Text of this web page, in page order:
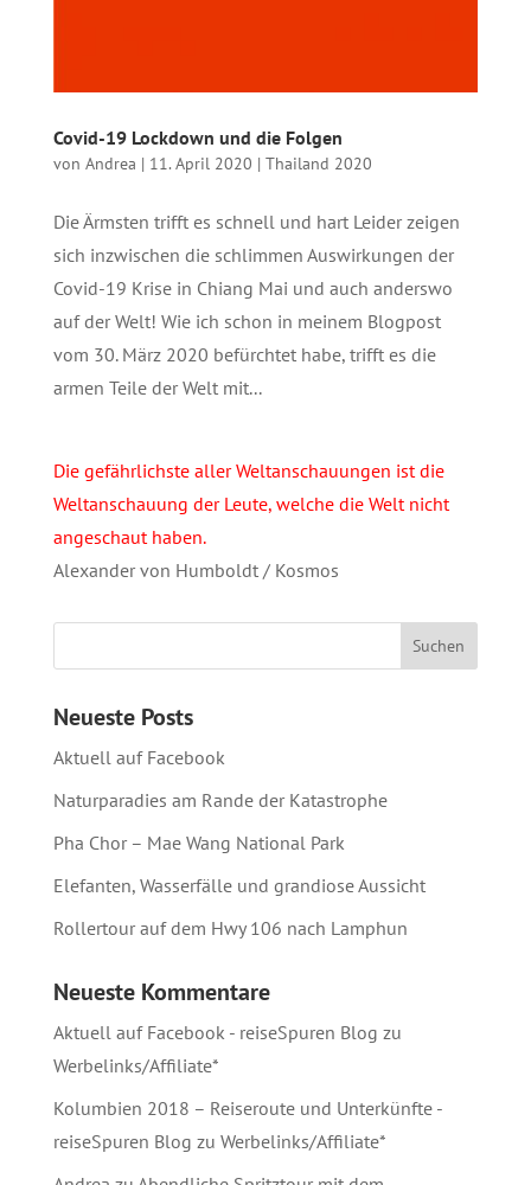
Covid-19 Lockdown und die Folgen
von Andrea | 11. April 2020 | Thailand 2020
Die Ärmsten trifft es schnell und hart Leider zeigen
sich inzwischen die schlimmen Auswirkungen der
Covid-19 Krise in Chiang Mai und auch anderswo
auf der Welt! Wie ich schon in meinem Blogpost
vom 30. März 2020 befürchtet habe, trifft es die
armen Teile der Welt mit...
Die gefährlichste aller Weltanschauungen ist die
Weltanschauung der Leute, welche die Welt nicht
angeschaut haben.
Alexander von Humboldt / Kosmos
Neueste Posts
Aktuell auf Facebook
Naturparadies am Rande der Katastrophe
Pha Chor – Mae Wang National Park
Elefanten, Wasserfälle und grandiose Aussicht
Rollertour auf dem Hwy 106 nach Lamphun
Neueste Kommentare
Aktuell auf Facebook - reiseSpuren Blog zu
Werbelinks/Affiliate*
Kolumbien 2018 – Reiseroute und Unterkünfte -
reiseSpuren Blog zu Werbelinks/Affiliate*